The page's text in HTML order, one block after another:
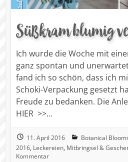
Süßkram blumig
Ich wurde die Woche mit
ganz spontan und
fand ich so schön, dass ich
Schoki-Verpackung gesetzt
Freude zu bedanken. Die
HIER >>…
11. April 2016 Botanical
2016, Leckereien, Mitbringsel &
Kommentar